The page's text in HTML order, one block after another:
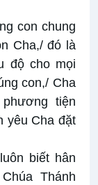
con chung
Cha,/ đó là
độ cho mọi
con,/ Cha
tiện
yêu Cha đặt
biết hân
Thánh